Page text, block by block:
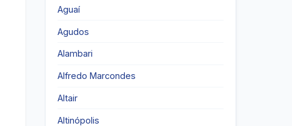
Aguaí
Agudos
Alambari
Alfredo Marcondes
Altair
Altinópolis